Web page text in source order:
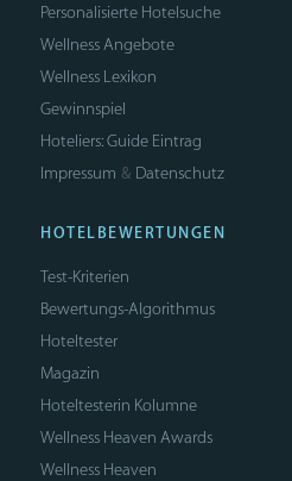
Personalisierte Hotelsuche
Wellness Angebote
Wellness Lexikon
Gewinnspiel
Hoteliers: Guide Eintrag
Impressum & Datenschutz
HOTELBEWERTUNGEN
Test-Kriterien
Bewertungs-Algorithmus
Hoteltester
Magazin
Hoteltesterin Kolumne
Wellness Heaven Awards
Wellness Heaven